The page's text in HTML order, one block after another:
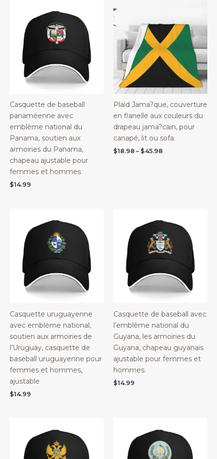
Casquette de baseball
panaméenne avec
emblème national du
Panama, soutien aux
armoiries du Panama,
chapeau ajustable pour
femmes et hommes
$14.99
Plaid Jama?que, couverture
en flanelle aux couleurs du
drapeau jama?cain, pour
canapé, lit ou sofa.
$18.98 – $45.98
Casquette uruguayenne
avec emblème national,
soutien aux armoiries de
l’Uruguay, casquette de
baseball uruguayenne pour
femmes et hommes,
ajustable
$14.99
Casquette de baseball avec
l’emblème national du
Guyana, les armoiries du
Guyana, chapeau guyanais
ajustable pour femmes et
hommes.
$14.99